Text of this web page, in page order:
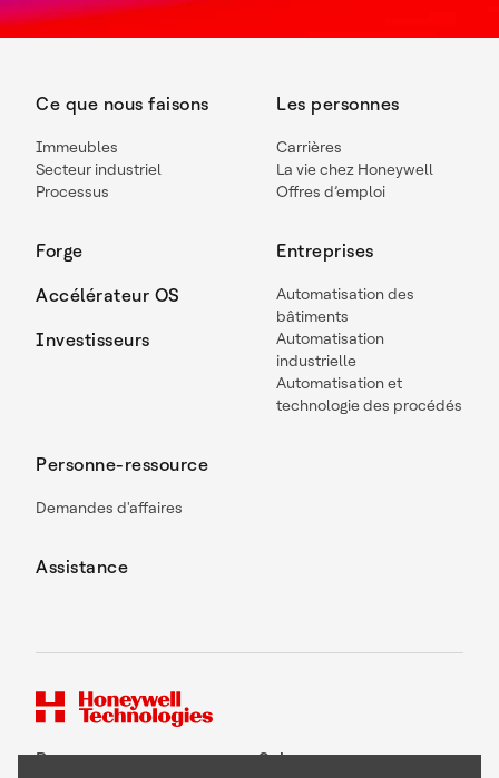
Ce que nous faisons
Immeubles
Secteur industriel
Processus
Forge
Accélérateur OS
Investisseurs
Les personnes
Carrières
La vie chez Honeywell
Offres d’emploi
Entreprises
Automatisation des
bâtiments
Automatisation
industrielle
Automatisation et
technologie des procédés
Personne-ressource
Demandes d'affaires
Assistance
Personne-ressource Suivez-nous